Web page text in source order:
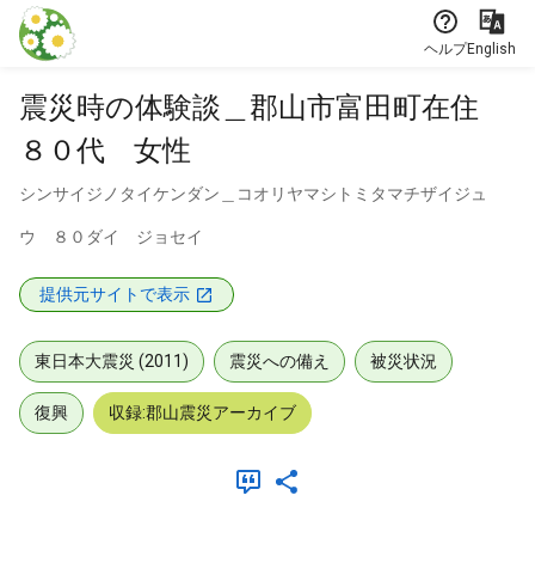
本文に飛ぶ
ヘルプEnglish
震災時の体験談＿郡山市富田町在住
８０代 女性
シンサイジノタイケンダン＿コオリヤマシトミタマチザイジュ
ウ ８０ダイ ジョセイ
提供元サイトで表示
東日本大震災 (2011) 震災への備え 被災状況
復興 収録:郡山震災アーカイブ